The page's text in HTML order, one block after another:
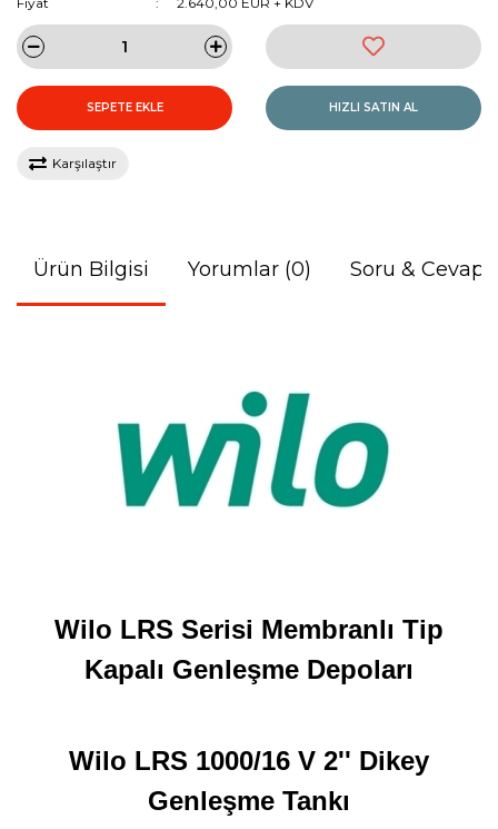
SEPETE EKLE HIZLI SATIN AL
Karşılaştır
Ürün Bilgisi Yorumlar (0) Soru & Cevap
Wilo LRS Serisi Membranlı Tip
Kapalı Genleşme Depoları
Wilo LRS 1000/16 V 2'' Dikey
Genleşme Tankı